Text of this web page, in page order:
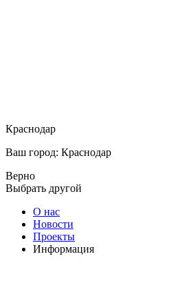
Краснодар
Ваш город: Краснодар
Верно
Выбрать другой
О нас
Новости
Проекты
Информация